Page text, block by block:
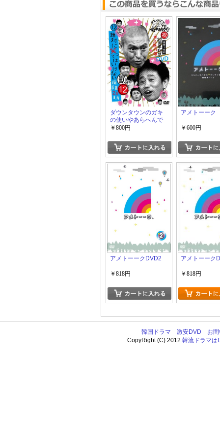
ダウンタウンのガキ
の使いやあらへんで
12
￥800円
アメトーー
￥600円
アメトーークDVD2
￥818円
アメトーーク
￥818円
韓国ドラマ 激安DVD
お
CopyRight (C) 2012韓流ドラマは